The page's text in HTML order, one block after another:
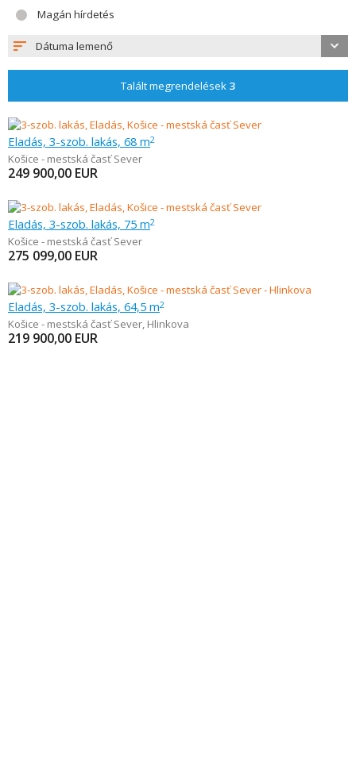
Magán hírdetés
Dátuma lemenő
Talált megrendelések 3
Eladás, 3-szob. lakás, 68 m2
Košice - mestská časť Sever
249 900,00 EUR
Eladás, 3-szob. lakás, 75 m2
Košice - mestská časť Sever
275 099,00 EUR
Eladás, 3-szob. lakás, 64,5 m2
Košice - mestská časť Sever, Hlinkova
219 900,00 EUR